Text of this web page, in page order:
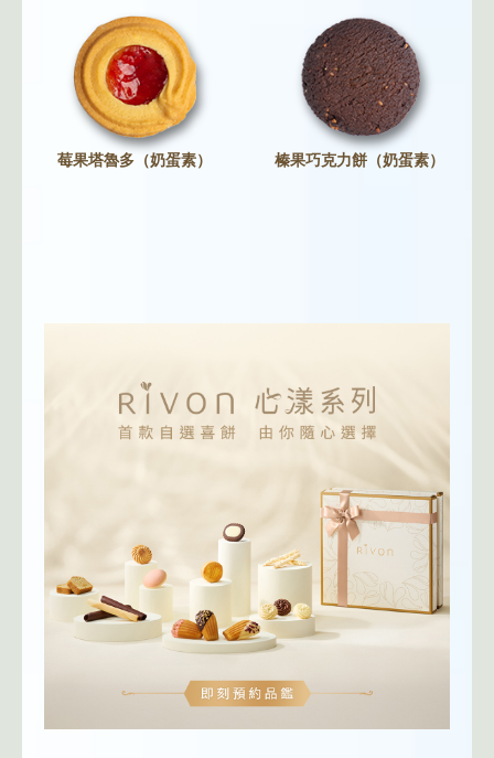
莓果塔魯多（奶蛋素） 榛果巧克力餅（奶蛋素）